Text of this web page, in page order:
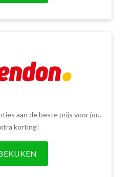
aan de beste prijs voor jou.
korting!